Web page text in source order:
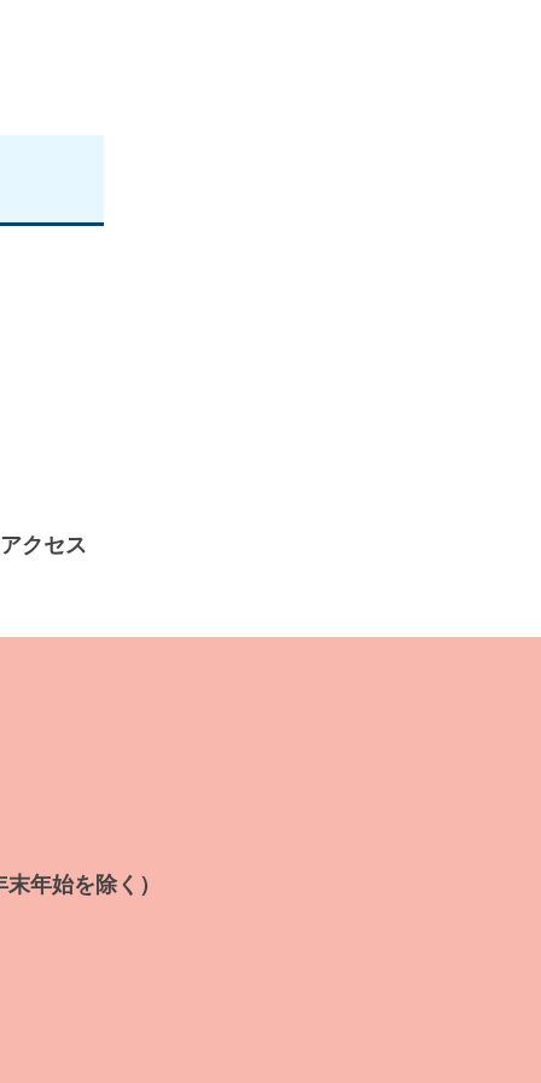
アクセス
年始を除く）